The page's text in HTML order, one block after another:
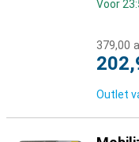
Voor
379,00
Outlet